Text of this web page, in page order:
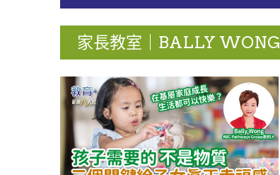
家長教室｜BALLY WONG